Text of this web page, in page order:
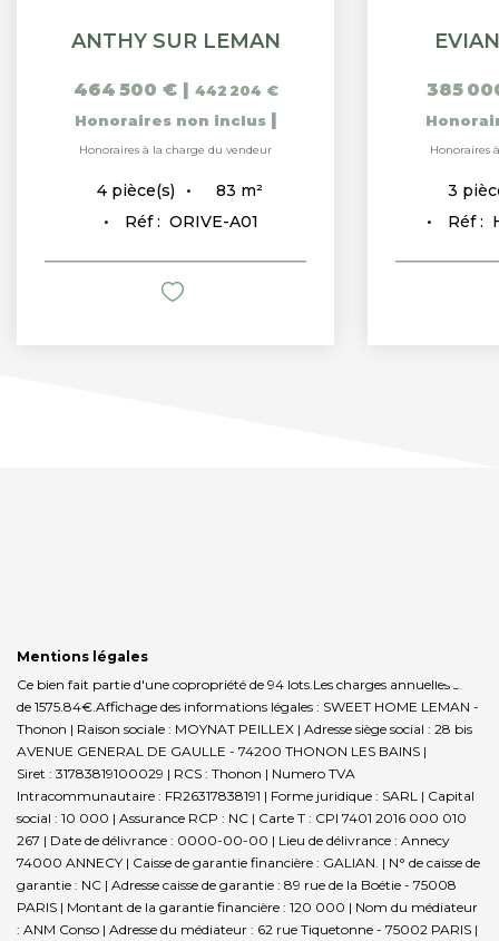
ANTHY SUR LEMAN
464 500 € | 442 204 €
Honoraires non inclus |
Honoraires à la charge du vendeur
4 pièce(s) 83 m²
Réf : ORIVE-A01
385
Honoraires
3
Réf :
Mentions légales
Ce bien fait partie d'une copropriété de 94 lots.Les charges annuelles sont
de 1575.84€. Affichage des informations légales : SWEET HOME LEMAN -
Thonon | Raison sociale : MOYNAT PEILLEX | Adresse siège social : 28 bis
AVENUE GENERAL DE GAULLE - 74200 THONON LES BAINS |
Siret : 31783819100029 | RCS : Thonon | Numero TVA
Intracommunautaire : FR26317838191 | Forme juridique : SARL | Capital
social : 10 000 | Assurance RCP : NC | Carte T : CPI 7401 2016 000 010
267 | Date de délivrance : 0000-00-00 | Lieu de délivrance : Annecy
74000 ANNECY | Caisse de garantie financière : GALIAN. | N° de caisse de
garantie : NC | Adresse caisse de garantie : 89 rue de la Boétie - 75008
PARIS | Montant de la garantie financière : 120 000 | Nom du médiateur
: ANM Conso | Adresse du médiateur : 62 rue Tiquetonne - 75002 PARIS |